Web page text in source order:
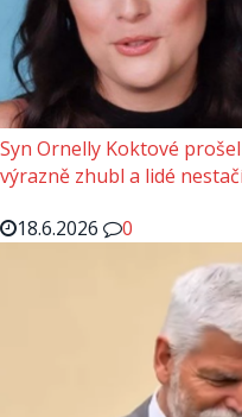
Syn Ornelly Koktové
výrazně zhubl a lidé
18.6.2026
0